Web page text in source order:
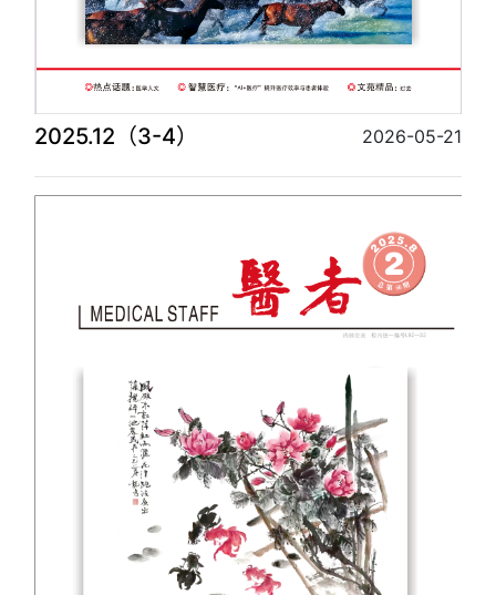
2025.12（3-4） 2026-05-21